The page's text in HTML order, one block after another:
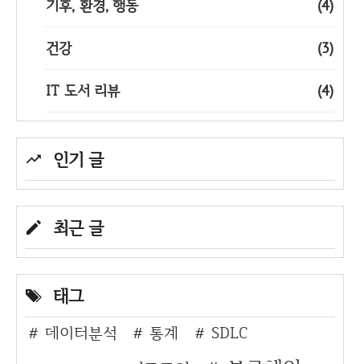
기후, 환경, 행동 (4)
건강 (3)
IT 도서 리뷰 (4)
인기 글
최근 글
태그
데이터분석 통계
SDLC